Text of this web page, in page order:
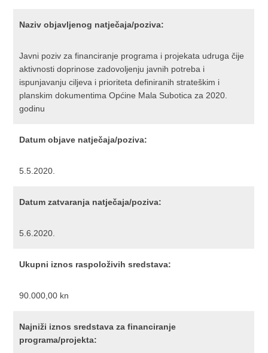
Naziv objavljenog natječaja/poziva:
Javni poziv za financiranje programa i projekata udruga čije
aktivnosti doprinose zadovoljenju javnih potreba i
ispunjavanju ciljeva i prioriteta definiranih strateškim i
planskim dokumentima Općine Mala Subotica za 2020.
godinu
Datum objave natječaja/poziva:
5.5.2020.
Datum zatvaranja natječaja/poziva:
5.6.2020.
Ukupni iznos raspoloživih sredstava:
90.000,00 kn
Najniži iznos sredstava za financiranje
programa/projekta: